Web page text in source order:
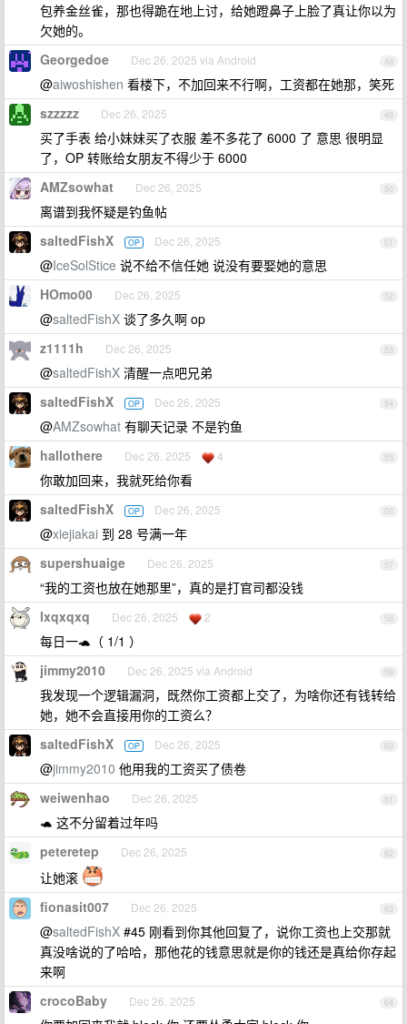
包养金丝雀，那也得跪在地上讨，给她蹬鼻子上脸了真让你以为
欠她的。
48
Georgedoe Dec 26, 2025 via Android
@aiwoshishen 看楼下，不加回来不行啊，工资都在她那，笑死
49
szzzzz Dec 26, 2025
买了手表 给小妹妹买了衣服 差不多花了 6000 了 意思 很明显
了，OP 转账给女朋友不得少于 6000
50
AMZsowhat Dec 26, 2025
离谱到我怀疑是钓鱼帖
51
saltedFishX OP Dec 26, 2025
@IceSolStice 说不给不信任她 说没有要娶她的意思
52
HOmo00 Dec 26, 2025
@saltedFishX 谈了多久啊 op
53
z1111h Dec 26, 2025
@saltedFishX 清醒一点吧兄弟
54
saltedFishX OP Dec 26, 2025
@AMZsowhat 有聊天记录 不是钓鱼
55
hallothere Dec 26, 2025 4
你敢加回来，我就死给你看
56
saltedFishX OP Dec 26, 2025
@xiejiakai 到 28 号满一年
57
supershuaige Dec 26, 2025
“我的工资也放在她那里”，真的是打官司都没钱
58
lxqxqxq Dec 26, 2025 2
每日一🐢（ 1/1 ）
59
jimmy2010 Dec 26, 2025 via Android
我发现一个逻辑漏洞，既然你工资都上交了，为啥你还有钱转给
她，她不会直接用你的工资么？
60
saltedFishX OP Dec 26, 2025
@jimmy2010 他用我的工资买了债卷
61
weiwenhao Dec 26, 2025
🐢 这不分留着过年吗
62
peteretep Dec 26, 2025
让她滚
63
fionasit007 Dec 26, 2025
@saltedFishX #45 刚看到你其他回复了，说你工资也上交那就
真没啥说的了哈哈，那他花的钱意思就是你的钱还是真给你存起
来啊
64
crocoBaby Dec 26, 2025